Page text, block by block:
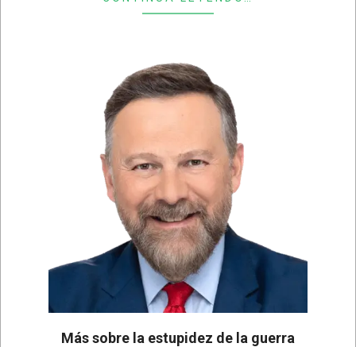
Más sobre la estupidez de la guerra